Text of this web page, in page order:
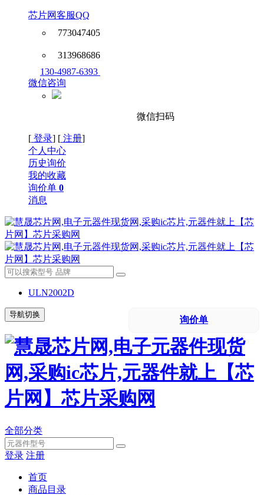
芯片网客服QQ
773047405
313968686
130-4987-6393
微信咨询
微信扫码
[ 登录] [ 注册]
个人中心
历史询价
我的收藏
询价单 0
消息
ULN2002D
询价单
导航切换
全部分类
登录 注册
首页
商品目录